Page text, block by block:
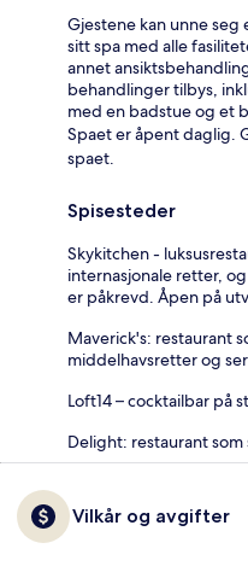
Gjestene kan unne
sitt spa med alle
annet
behandlinger tilbys,
med en badstue og et
Spaet er åpent daglig.
spaet.
Spisesteder
Skykitchen -
internasjonale retter,
er påkrevd. Åpen på
Maverick's: restaurant
middelhavsretter og
Loft14 – cocktailbar på
Delight: restaurant
Vilkår og avgifter